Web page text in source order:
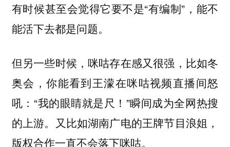
有时候甚至会觉得它要不是“有编制”，能不
能活下去都是问题。
但另一些时候，咪咕存在感又很强 ，比如冬
奥会，你能看到王濛在咪咕视频直播间怒
吼：“我的眼睛就是尺！”瞬间成为全网热搜
的上游。又比如湖南广电的王牌节目浪姐，
版权合作一直不会落下咪咕。